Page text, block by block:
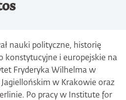
nauki polityczne, historię
konstytucyjne i europejskie na
Fryderyka Wilhelma w
w Krakowie oraz
Po pracy w Institute for